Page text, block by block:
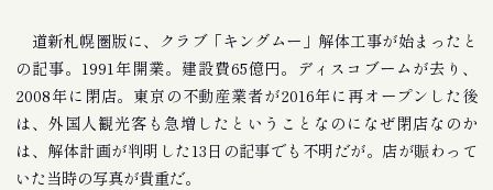
道新札幌圏版に、クラブ「キングムー」解体工事が始まったと
の記事。1991年開業。建設費65億円。ディスコブームが去り、
2008年に閉店。東京の不動産業者が2016年に再オープンした後
は、外国人観光客も急増したということなのになぜ閉店なのか
は、解体計画が判明した13日の記事でも不明だが。店が賑わって
いた当時の写真が貴重だ。